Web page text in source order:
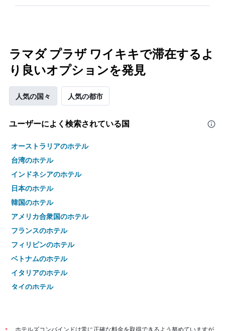
ラマダ プラザ ワイキキで滞在するよ
り良いオプションを発見
人気の国々 人気の都市
ユーザーによく検索されている国
オーストラリアのホテル
台湾のホテル
インドネシアのホテル
日本のホテル
韓国のホテル
アメリカ合衆国のホテル
フランスのホテル
フィリピンのホテル
ベトナムのホテル
イタリアのホテル
タイのホテル
ホテルズコンバインドは常に正確な料金を取得できるよう努めていますが、